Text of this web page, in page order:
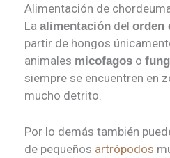
Alimentación de
La alimentación del orden
partir de hongos
animales micofagos o
siempre se encuentren en
mucho detrito.
Por lo demás también
de pequeños artrópodos